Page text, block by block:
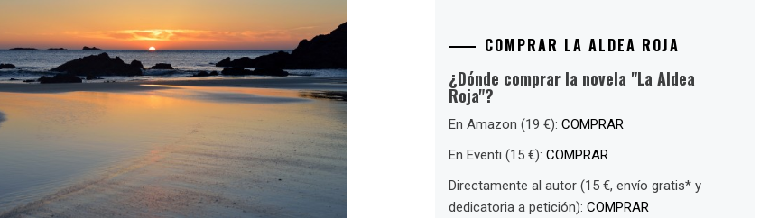
COMPRAR LA ALDEA ROJA
¿Dónde comprar la novela "La Aldea
Roja"?
En Amazon (19 €):COMPRAR
En Eventi (15 €):COMPRAR
Directamente al autor (15 €, envío gratis* y
dedicatoria a petición):COMPRAR